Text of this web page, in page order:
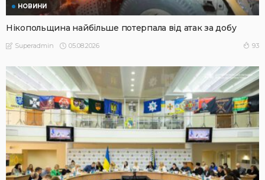
НОВИНИ
Нікопольщина найбільше потерпала від атак за добу
Superadmin 05.08.2026 93